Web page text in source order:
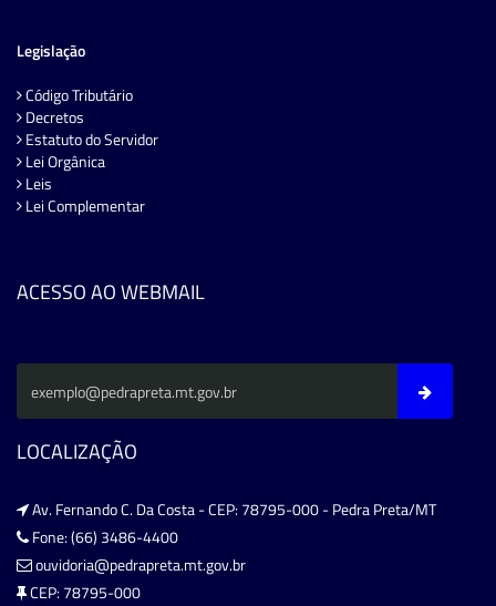
Legislação
Código Tributário
Decretos
Estatuto do Servidor
Lei Orgânica
Leis
Lei Complementar
ACESSO AO WEBMAIL
LOCALIZAÇÃO
Av. Fernando C. Da Costa - CEP: 78795-000 - Pedra Preta/MT
Fone: (66) 3486-4400
ouvidoria@pedrapreta.mt.gov.br
CEP: 78795-000